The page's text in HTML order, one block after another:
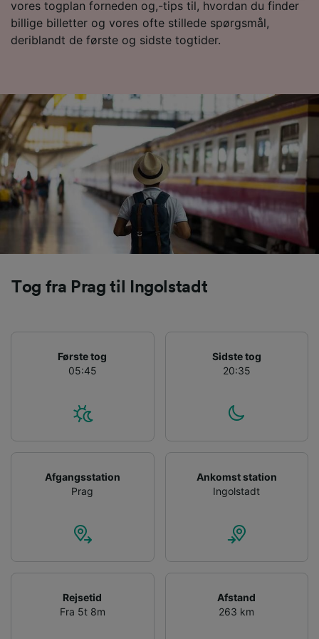
vores togplan forneden og,-tips til, hvordan du finder
billige billetter og vores ofte stillede spørgsmål,
deriblandt de første og sidste togtider.
Tog fra Prag til Ingolstadt
Første tog
05:45
Sidste tog
20:35
Afgangsstation
Prag
Ankomst station
Ingolstadt
Rejsetid
Fra 5t 8m
Afstand
263 km
sporingsformål, hvis du har bedt os om ikke at
spore dig.
Bruge præcise geografiske
placeringsoplysninger. Aktivt scanne
enhedskarakteristika til identifikation.
Opbevare og/eller tilgå oplysninger på en
enhed. Tilpasset annoncering og indhold,
annoncerings- og indholdsmåling,
målgruppeundersøgelser og udvikling af
tjenester.
Liste over partnere (leverandører)